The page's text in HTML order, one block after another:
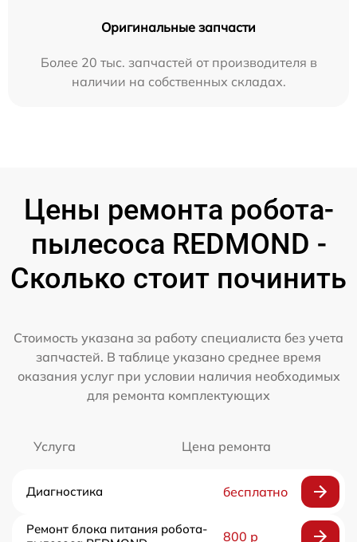
Оригинальные запчасти
Более 20 тыс. запчастей от производителя в
наличии на собственных складах.
Цены ремонта робота-
пылесоса REDMOND -
Сколько стоит починить
Стоимость указана за работу специалиста без учета
запчастей. В таблице указано среднее время
оказания услуг при условии наличия необходимых
для ремонта комплектующих
Услуга Цена ремонта
Диагностика бесплатно
Ремонт блока питания робота-
800 р